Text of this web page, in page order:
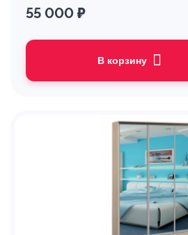
55 000 ₽
В корзину